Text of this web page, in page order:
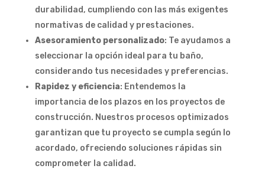
durabilidad, cumpliendo con las más exigentes
normativas de calidad y prestaciones.
Asesoramiento personalizado: Te ayudamos a
seleccionar la opción ideal para tu baño,
considerando tus necesidades y preferencias.
Rapidez y eficiencia: Entendemos la
importancia de los plazos en los proyectos de
construcción. Nuestros procesos optimizados
garantizan que tu proyecto se cumpla según lo
acordado, ofreciendo soluciones rápidas sin
comprometer la calidad.